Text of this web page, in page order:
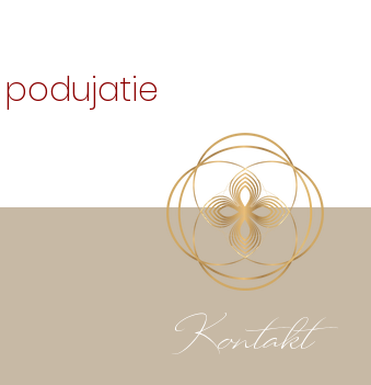
Kontakt